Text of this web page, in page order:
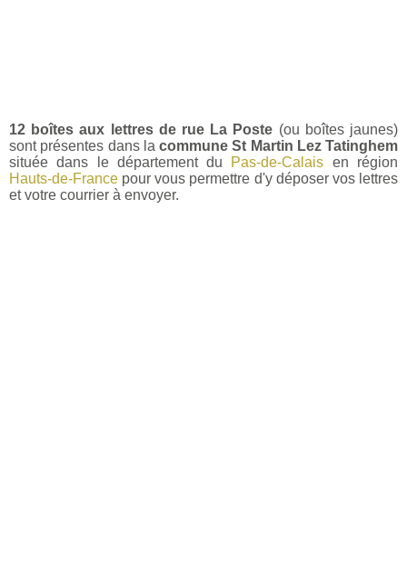
12 boîtes aux lettres de rue La Poste (ou boîtes jaunes)
sont présentes dans la commune St Martin Lez Tatinghem
située dans le département du Pas-de-Calais en région
Hauts-de-France pour vous permettre d'y déposer vos lettres
et votre courrier à envoyer.